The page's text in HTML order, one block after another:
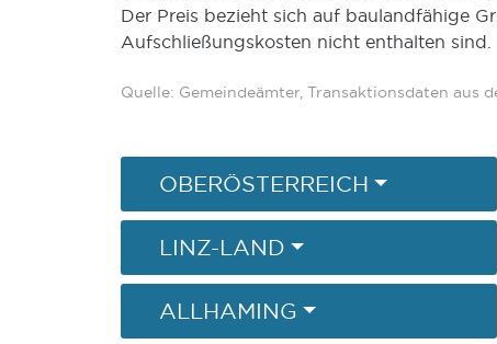
Der Preis bezieht sich auf baulandfähige
Aufschließungskosten nicht enthalten sind.
Quelle: Gemeindeämter, Transaktionsdaten aus
OBERÖSTERREICH
LINZ-LAND
ALLHAMING